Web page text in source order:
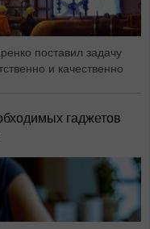
поставил задачу
и качественно
гаджетов